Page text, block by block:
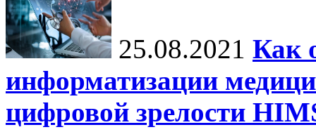
25.08.2021 Как
информатизации
цифровой зрелости